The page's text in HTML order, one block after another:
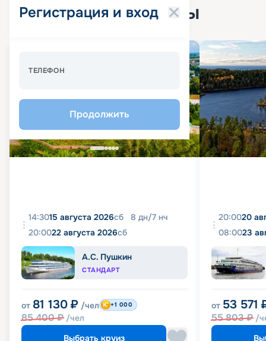
Регистрация и вход
ТЕЛЕФОН
Продолжить
Популярные круизы
14:3015 августа 2026сб 8 дн/7 нч
20:0022 августа 2026сб
А.С. Пушкин
СТАНДАРТ
от 81 130 ₽ /чел
85 400₽ /чел
+1 000
Выбрать круиз
20:0020
08:0023
от 53 571
55 803₽ /